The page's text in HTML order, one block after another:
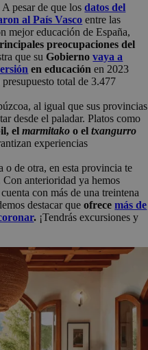
A pesar de que losdatos del
al País Vasco entre las
mejor educación de España,
preocupaciones del
que suGobierno vaya a
n en educación en 2023
total de 3.477
al igual que sus provincias
desde el paladar. Platos como
elmarmitakoo eltxangurro
experiencias
o de otra, en esta provincia te
Con anterioridad ya hemos
con más de una treintena
destacar que ofrecemás de
. ¡Tendrás excursiones y